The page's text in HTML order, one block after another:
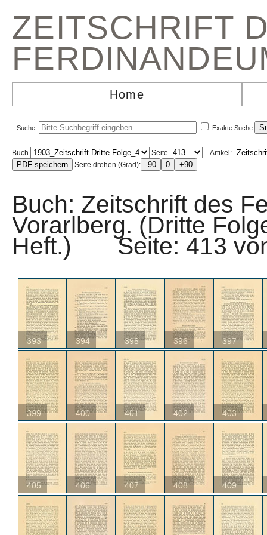
ZEITSCHRIFT
Home
Suche: Exakte Suche
Buch Seite
Artikel:
Seite drehen (Grad):
Buch: Zeitschrift des
Vorarlberg. (Dritte
Heft.) Seite: 413
393 394 395 396 397
399 400 401 402 403
405 406 407 408 409